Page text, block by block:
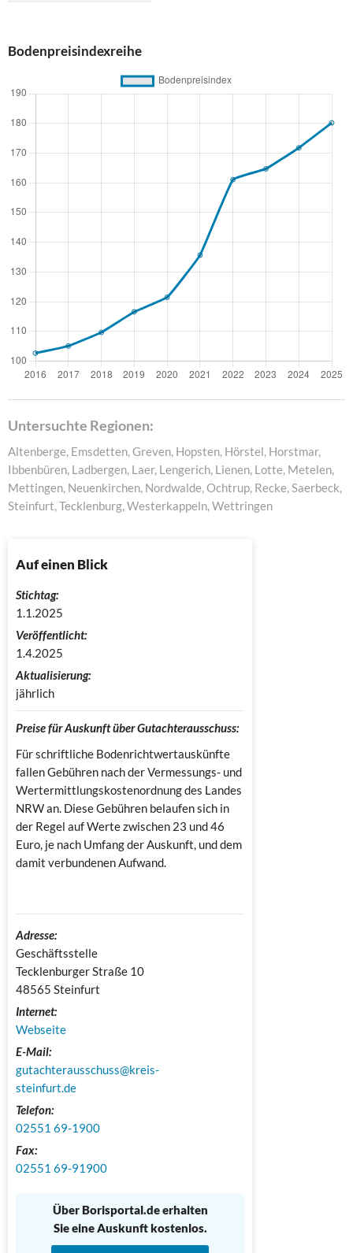
Bodenpreisindexreihe
Untersuchte Regionen:
Altenberge, Emsdetten, Greven, Hopsten, Hörstel, Horstmar,
Ibbenbüren, Ladbergen, Laer, Lengerich, Lienen, Lotte, Metelen,
Mettingen, Neuenkirchen, Nordwalde, Ochtrup, Recke, Saerbeck,
Steinfurt, Tecklenburg, Westerkappeln, Wettringen
Auf einen Blick
Stichtag:
1.1.2025
Veröffentlicht:
1.4.2025
Aktualisierung:
jährlich
Preise für Auskunft über Gutachterausschuss:
Für schriftliche Bodenrichtwertauskünfte
fallen Gebühren nach der Vermessungs- und
Wertermittlungskostenordnung des Landes
NRW an. Diese Gebühren belaufen sich in
der Regel auf Werte zwischen 23 und 46
Euro, je nach Umfang der Auskunft, und dem
damit verbundenen Aufwand.
Adresse:
Geschäftsstelle
Tecklenburger Straße 10
48565 Steinfurt
Internet:
Webseite
E-Mail:
gutachterausschuss@kreis-
steinfurt.de
Telefon:
02551 69-1900
Fax:
02551 69-91900
Über Borisportal.de erhalten
Sie eine Auskunft kostenlos.